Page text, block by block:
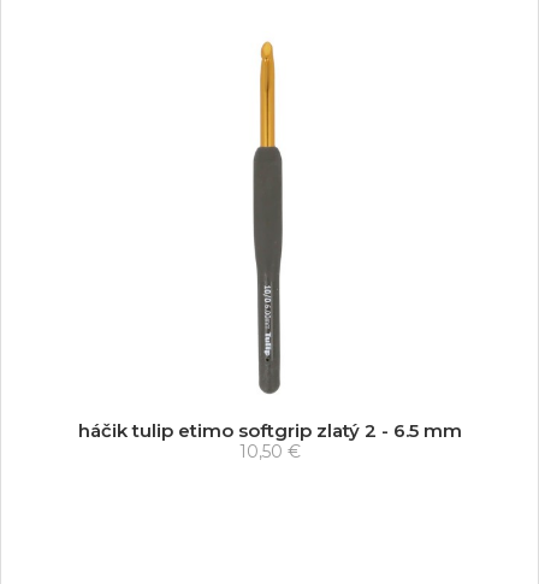
háčik tulip etimo softgrip zlatý 2 - 6.5 mm
10,50 €